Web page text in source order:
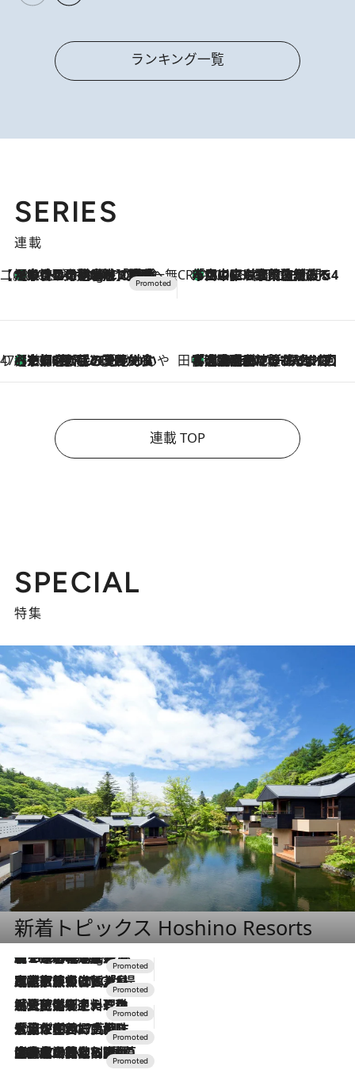
ランキング一覧
SERIES
連載
【CREA×星野リゾート】唯一無二。癒しと発見が待つ場所へ
10 Hours Ago
【トンボの足水浴】ヒノキの香りに包まれて涼感マックス！約13℃の湧水かけ流しを避暑地「星野温泉 トンボの湯」で体験 CREA'S CHOICE
2026.8.7
「立川にも歌舞伎があるんだよ」 片岡仁左衛門・市川中車ら豪華座組みで4年目の立川立飛歌舞伎へ
47都道府県の手みやげ ひんやりスイーツで夏を満喫
2026.8.7
【京都府】この夏絶対食べたい 冷やしておいしいおやつ3選 ひと口目から心を掴む新緑のテリーヌ 田中稲の勝手に再ブーム
2026.8.7
「湘南乃風に憧れて」観客大盛上がりの“タオル回し”に、ラッパー顔負けの高速歌唱まで…さだまさし（74）のアグレッシブすぎる現在地
連載 TOP
SPECIAL
特集
新着トピックス Hoshino Resorts
10 Hours Ago
【トンボの足水浴】ヒノキの香りに包まれて涼感マックス！約13℃の湧水かけ流しを避暑地「星野温泉 トンボの湯」で体験
2026.7.31
【ホテル帰省】という選択肢をOMOが提案。家族とほどよい距離を保つには「昼は実家、夜は気兼ねなくホテルで！」
2026.7.24
【夏限定ディナーコース】旬を迎える稚鮎や花ズッキーニなどをイタリア・トスカーナの郷土料理の手法で満喫！
2026.7.17
「土佐和ハーブかき氷」がOMO7高知に登場！生姜、山椒、大葉など目にも舌にも涼を呼ぶ郷土の味
2026.7.10
NEW OPEN！【界 草津】名湯の地に誕生。趣の異なる2種の温泉と上州ならではの会席・蕎麦割烹など美食を味わう究極の癒やし旅